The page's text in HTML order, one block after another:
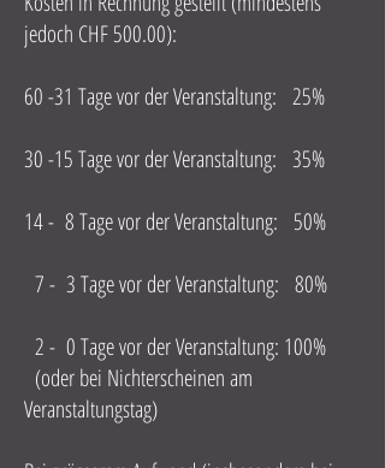
jedoch CHF 500.00):
60 -31 Tage vor der Veranstaltung: 25%
30 -15 Tage vor der Veranstaltung: 35%
14 - 8 Tage vor der Veranstaltung: 50%
7 - 3 Tage vor der Veranstaltung: 80%
2 - 0 Tage vor der Veranstaltung: 100%
(oder bei Nichterscheinen am
Veranstaltungstag)